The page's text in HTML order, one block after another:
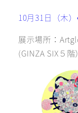
10月31日（木
展示場所：
(GINZA SIX５階）